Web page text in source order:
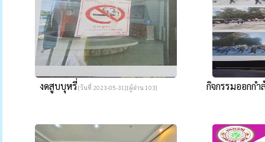
งดสูบบุหรี่[วันที่ 2023-05-31][ผู้อ่าน 103] กิจกรรมออกกำ